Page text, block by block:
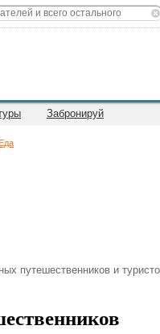
Забронируй
путешественников и